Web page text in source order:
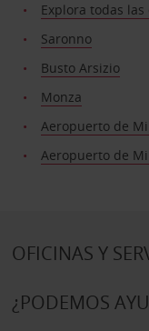
Explora todas
Saronno
Busto Arsizio
Monza
Aeropuerto de
Aeropuerto de
OFICINAS Y
¿PODEMOS